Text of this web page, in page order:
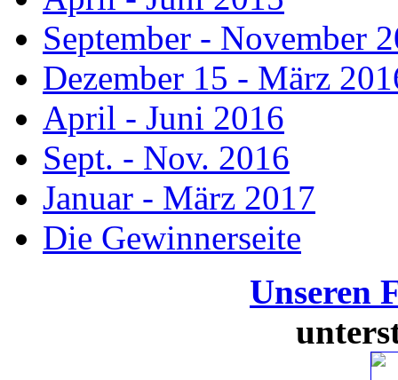
September - November
Dezember 15 - März
April - Juni 2016
Sept. - Nov. 2016
Januar - März 2017
Die Gewinnerseite
Unseren